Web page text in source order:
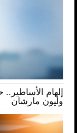
إلهام
وليون مارشان